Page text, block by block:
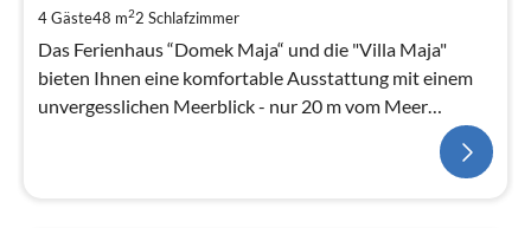
4 Gäste48 m22 Schlafzimmer
Das Ferienhaus “Domek Maja“ und die "Villa Maja"
bieten Ihnen eine komfortable Ausstattung mit einem
unvergesslichen Meerblick - nur 20 m vom Meer